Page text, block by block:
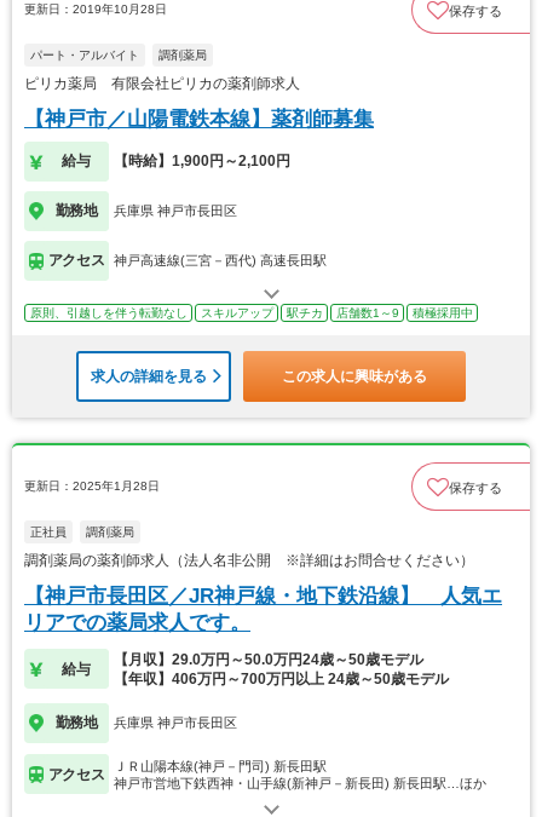
更新日：2019年10月28日 保存する
パート・アルバイト 調剤薬局
ピリカ薬局 有限会社ピリカの薬剤師求人
【神戸市／山陽電鉄本線】薬剤師募集
給与 【時給】1,900円～2,100円
勤務地 兵庫県 神戸市長田区
アクセス 神戸高速線(三宮－西代) 高速長田駅
原則、引越しを伴う転勤なし スキルアップ 駅チカ 店舗数1～9 積極採用中
求人の詳細を見る この求人に興味がある
更新日：2025年1月28日 保存する
正社員 調剤薬局
調剤薬局の薬剤師求人（法人名非公開 ※詳細はお問合せください）
【神戸市長田区／JR神戸線・地下鉄沿線】 人気エ
リアでの薬局求人です。
給与
【月収】29.0万円～50.0万円24歳～50歳モデル
【年収】406万円～700万円以上 24歳～50歳モデル
勤務地 兵庫県 神戸市長田区
アクセス
ＪＲ山陽本線(神戸－門司) 新長田駅
神戸市営地下鉄西神・山手線(新神戸－新長田) 新長田駅…ほか